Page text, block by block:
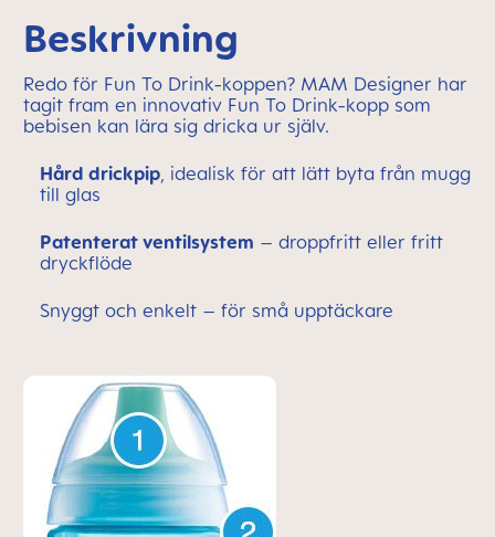
Beskrivning
Redo för Fun To Drink-koppen? MAM Designer har
tagit fram en innovativ Fun To Drink-kopp som
bebisen kan lära sig dricka ur själv.
Hård drickpip, idealisk för att lätt byta från mugg
till glas
Patenterat ventilsystem – droppfritt eller fritt
dryckflöde
Snyggt och enkelt – för små upptäckare